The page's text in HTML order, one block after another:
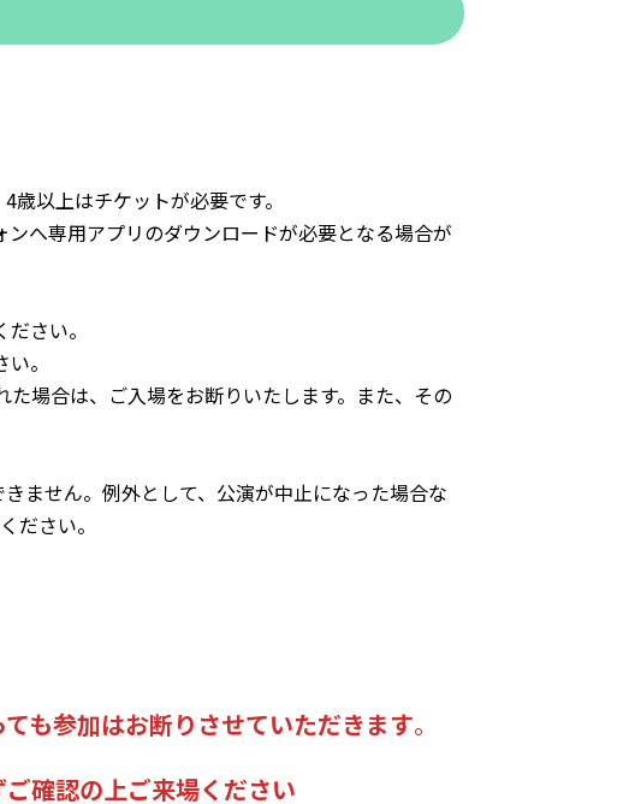
以上はチケットが必要です。
へ専用アプリのダウンロードが必要となる場合が
さい。
。
場合は、ご入場をお断りいたします。また、その
ません。例外として、公演が中止になった場合な
ださい。
も参加はお断りさせていただきます。
確認の上ご来場ください